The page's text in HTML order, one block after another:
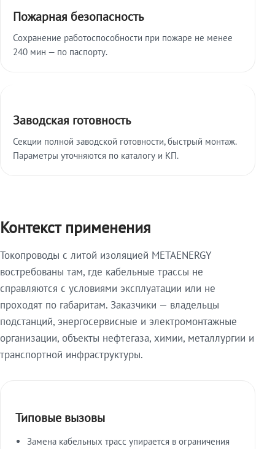
Пожарная безопасность
Сохранение работоспособности при пожаре не менее
240 мин — по паспорту.
Заводская готовность
Секции полной заводской готовности, быстрый монтаж.
Параметры уточняются по каталогу и КП.
Контекст применения
Токопроводы с литой изоляцией METAENERGY
востребованы там, где кабельные трассы не
справляются с условиями эксплуатации или не
проходят по габаритам. Заказчики — владельцы
подстанций, энергосервисные и электромонтажные
организации, объекты нефтегаза, химии, металлургии и
транспортной инфраструктуры.
Типовые вызовы
Замена кабельных трасс упирается в ограничения